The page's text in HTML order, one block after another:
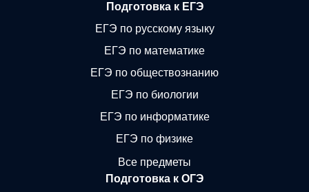
Подготовка к ЕГЭ
ЕГЭ по русскому языку
ЕГЭ по математике
ЕГЭ по обществознанию
ЕГЭ по биологии
ЕГЭ по информатике
ЕГЭ по физике
Все предметы
Подготовка к ОГЭ